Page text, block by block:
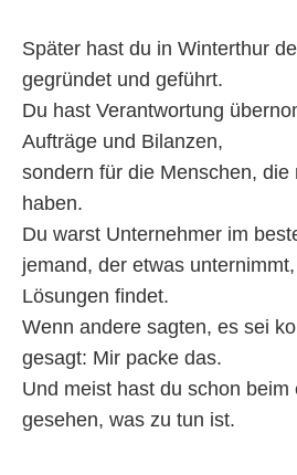
Später hast du in Winterthur
gegründet und geführt.
Du hast Verantwortung
Aufträge und Bilanzen,
sondern für die Menschen, die
haben.
Du warst Unternehmer im
jemand, der etwas
Lösungen findet.
Wenn andere sagten, es sei
gesagt: Mir packe das.
Und meist hast du schon beim
gesehen, was zu tun ist.